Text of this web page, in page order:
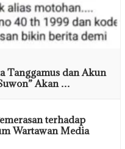
Tanggamus dan Akun
Akan …
terhadap
Wartawan Media